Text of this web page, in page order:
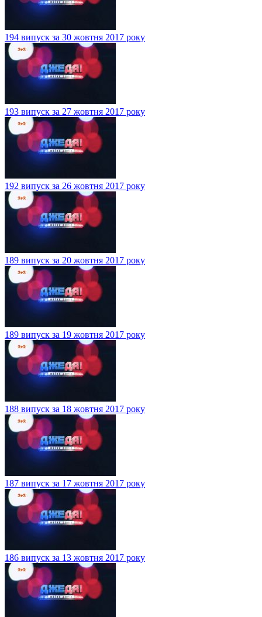
194 випуск за 30 жовтня 2017 року
193 випуск за 27 жовтня 2017 року
192 випуск за 26 жовтня 2017 року
189 випуск за 20 жовтня 2017 року
189 випуск за 19 жовтня 2017 року
188 випуск за 18 жовтня 2017 року
187 випуск за 17 жовтня 2017 року
186 випуск за 13 жовтня 2017 року